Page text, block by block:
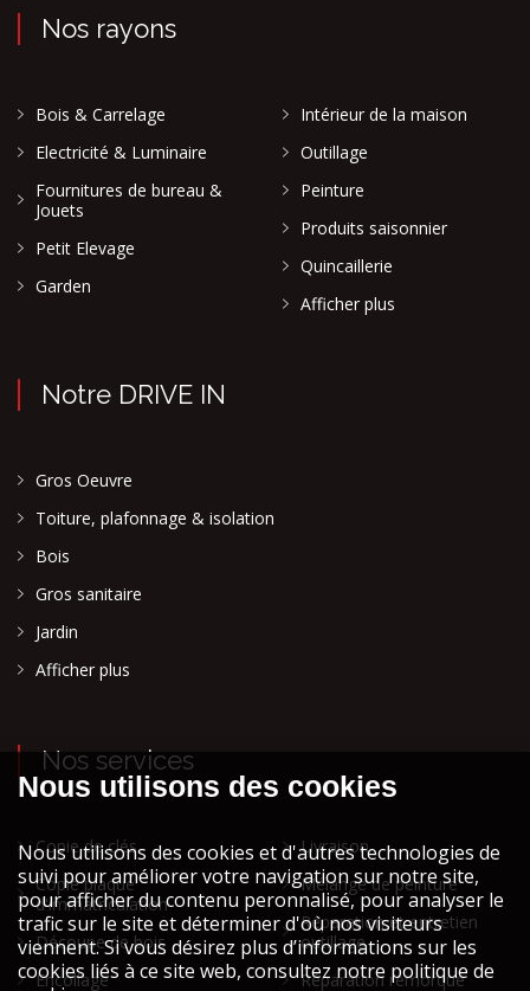
Nos rayons
Bois & Carrelage
Electricité & Luminaire
Fournitures de bureau &
Jouets
Petit Elevage
Garden
Intérieur de la maison
Outillage
Peinture
Produits saisonnier
Quincaillerie
Afficher plus
Notre DRIVE IN
Gros Oeuvre
Toiture, plafonnage & isolation
Bois
Gros sanitaire
Jardin
Afficher plus
Nos services
Copie de clés
Copie plaque
d'immatriculation
Découpe de bois
Encollage
Livraison
Mélange de peinture
Réparation et entretien
outillage
Réparation remorque